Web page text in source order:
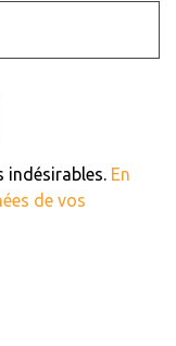
indésirables. En
de vos